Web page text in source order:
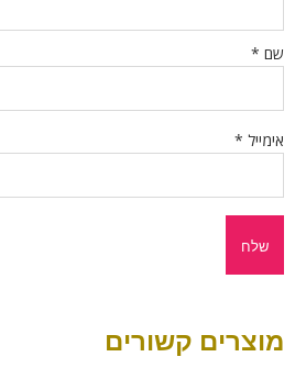
שם *
אימייל *
מוצרים קשורים